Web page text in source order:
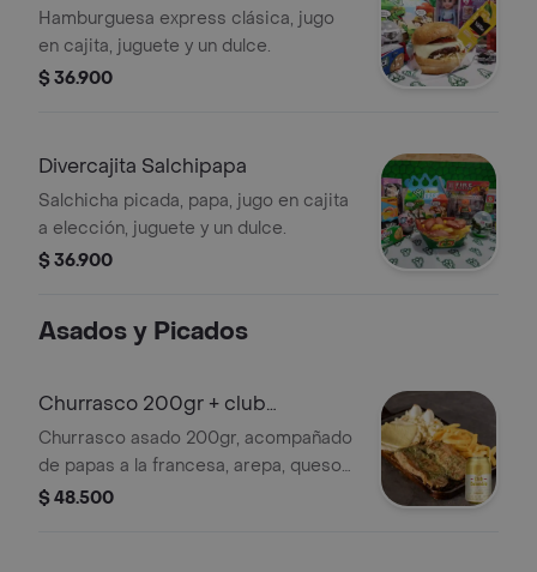
Hamburguesa express clásica, jugo
en cajita, juguete y un dulce.
$ 36.900
Divercajita Salchipapa
Salchicha picada, papa, jugo en cajita
a elección, juguete y un dulce.
$ 36.900
Asados y Picados
Churrasco 200gr + club
colombia
Churrasco asado 200gr, acompañado
de papas a la francesa, arepa, queso
mozzarella, ensalada a elección y
$ 48.500